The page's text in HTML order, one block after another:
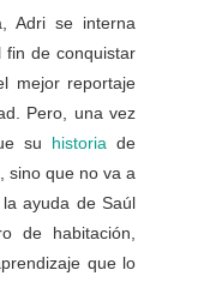
Adri se interna
de conquistar
mejor reportaje
Pero, una vez
su historiade
sino que no va a
ayuda de Saúl
de habitación,
que lo